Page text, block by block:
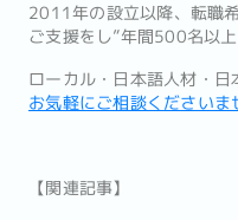
2011年の設立以降、転職
ご支援をし”年間500名以
ローカル・日本語人材・日
お気軽にご相談くださいま
【関連記事】